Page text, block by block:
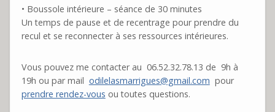
• Boussole intérieure – séance de 30 minutes
Un temps de pause et de recentrage pour prendre du
recul et se reconnecter à ses ressources intérieures.
Vous pouvez me contacter au 06.52.32.78.13 de 9h à
19h ou par mail odilelasmarrigues@gmail.com pour
prendre rendez-vous ou toutes questions.